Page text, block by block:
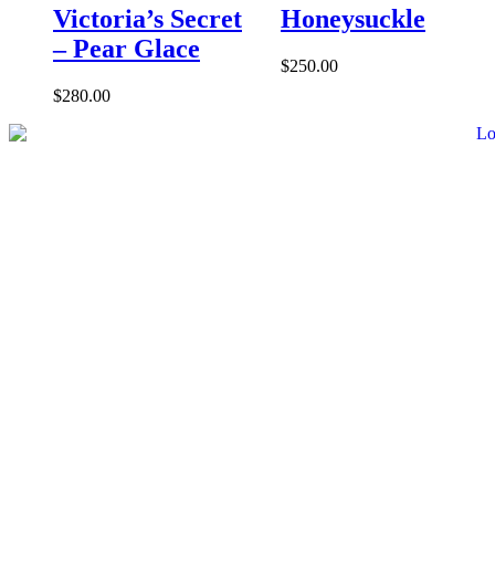
Victoria’s Secret
– Pear Glace
$280.00
Honeysuckle
$250.00